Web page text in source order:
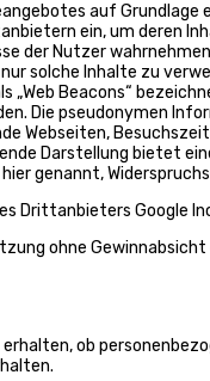
auf
ein, um deren
der Nutzer
solche Inhalte zu
„Web Beacons“
Die pseudonymen
Webseiten,
Darstellung bietet
genannt,
Drittanbieters Google
ohne
ob